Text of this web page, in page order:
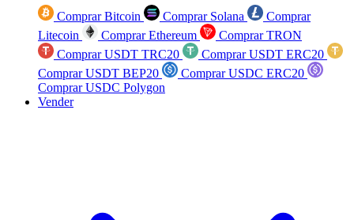
Comprar Bitcoin Comprar Solana
Comprar
Litecoin
Comprar Ethereum
Comprar TRON
Comprar USDT TRC20
Comprar USDT ERC20
Comprar USDT BEP20
Comprar USDC ERC20
Comprar USDC Polygon
Vender